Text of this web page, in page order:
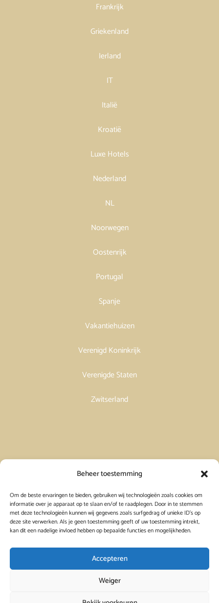
Beheer toestemming
Om de beste ervaringen te bieden, gebruiken wij technologieën zoals cookies om
informatie over je apparaat op te slaan en/of te raadplegen. Door in te stemmen
met deze technologieën kunnen wij gegevens zoals surfgedrag of unieke ID's op
deze site verwerken. Als je geen toestemming geeft of uw toestemming intrekt,
kan dit een nadelige invloed hebben op bepaalde functies en mogelijkheden.
Accepteren
Weiger
Frankrijk
Griekenland
Ierland
IT
Italië
Kroatië
Luxe Hotels
Nederland
NL
Noorwegen
Oostenrijk
Portugal
Spanje
Vakantiehuizen
Verenigd Koninkrijk
Verenigde Staten
Zwitserland
Vakantiehuis in Frankrijk huren
Vakantiehuis in Griekenland huren